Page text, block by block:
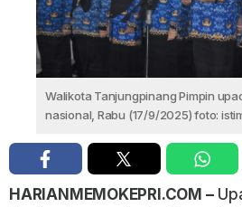
Walikota Tanjungpinang Pimpin
nasional, Rabu (17/9/2025) foto:
HARIANMEMOKEPRI.COM –